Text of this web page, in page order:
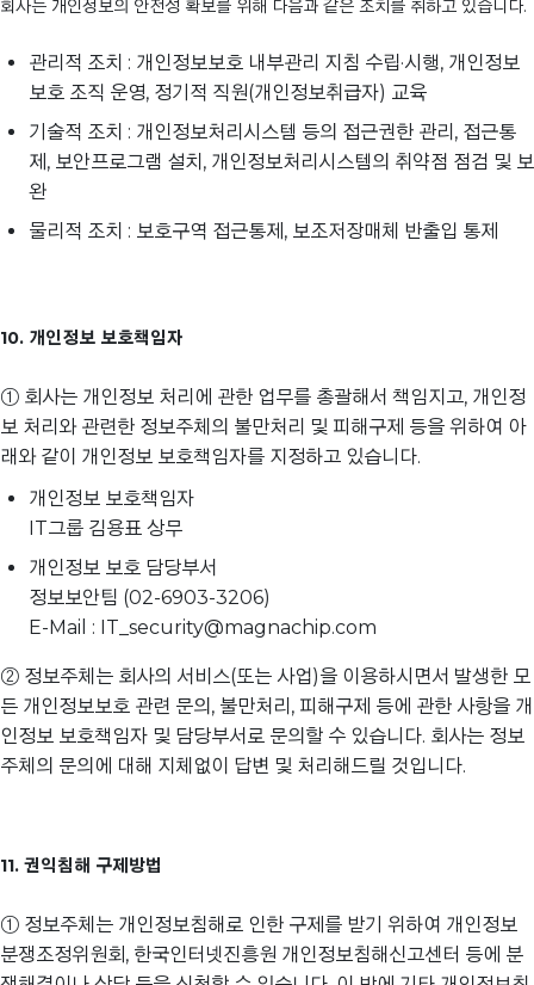
회사는 개인정보의 안전성 확보를 위해 다음과 같은 조치를 취하고 있습니다.
관리적 조치 : 개인정보보호 내부관리 지침 수립·시행, 개인정보
보호 조직 운영, 정기적 직원(개인정보취급자) 교육
기술적 조치 : 개인정보처리시스템 등의 접근권한 관리, 접근통
제, 보안프로그램 설치, 개인정보처리시스템의 취약점 점검 및 보
완
물리적 조치 : 보호구역 접근통제, 보조저장매체 반출입 통제
10. 개인정보 보호책임자
① 회사는 개인정보 처리에 관한 업무를 총괄해서 책임지고, 개인정
보 처리와 관련한 정보주체의 불만처리 및 피해구제 등을 위하여 아
래와 같이 개인정보 보호책임자를 지정하고 있습니다.
개인정보 보호책임자
IT그룹 김용표 상무
개인정보 보호 담당부서
정보보안팀 (02-6903-3206)
E-Mail : IT_security@magnachip.com
② 정보주체는 회사의 서비스(또는 사업)을 이용하시면서 발생한 모
든 개인정보보호 관련 문의, 불만처리, 피해구제 등에 관한 사항을 개
인정보 보호책임자 및 담당부서로 문의할 수 있습니다. 회사는 정보
주체의 문의에 대해 지체없이 답변 및 처리해드릴 것입니다.
11. 권익침해 구제방법
① 정보주체는 개인정보침해로 인한 구제를 받기 위하여 개인정보
분쟁조정위원회, 한국인터넷진흥원 개인정보침해신고센터 등에 분